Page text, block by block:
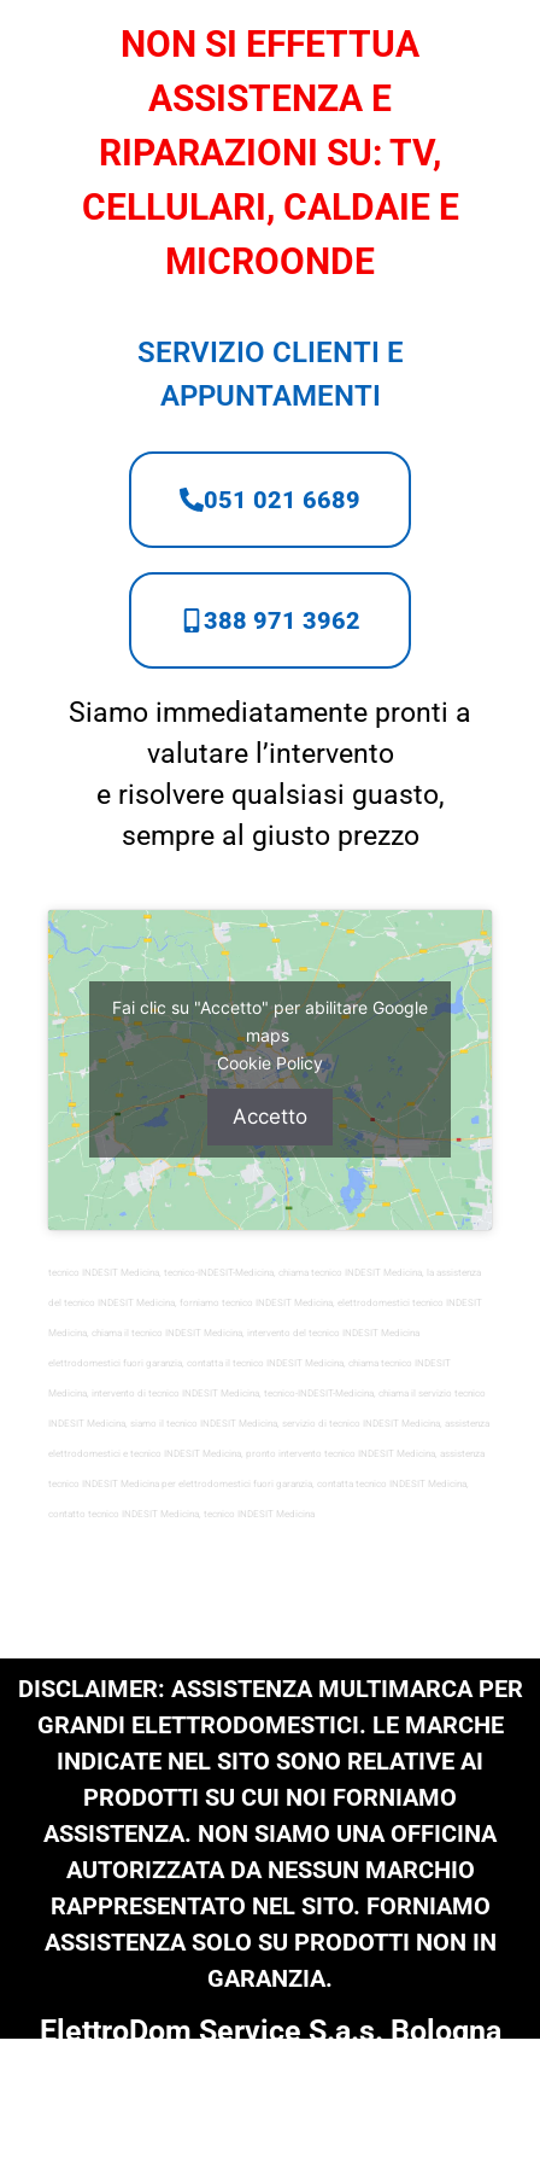
NON SI EFFETTUA
ASSISTENZA E
RIPARAZIONI SU: TV,
CELLULARI, CALDAIE E
MICROONDE
SERVIZIO CLIENTI E
APPUNTAMENTI
051 021 6689
388 971 3962
Siamo immediatamente pronti a
valutare l’intervento
e risolvere qualsiasi guasto,
sempre al giusto prezzo
Fai clic su "Accetto" per abilitare Google
maps
Cookie Policy
Accetto
tecnico INDESIT Medicina, tecnico-INDESIT-Medicina, chiama tecnico INDESIT Medicina, la assistenza
del tecnico INDESIT Medicina, forniamo tecnico INDESIT Medicina, elettrodomestici tecnico INDESIT
Medicina, chiama il tecnico INDESIT Medicina, intervento del tecnico INDESIT Medicina
elettrodomestici fuori garanzia, contatta il tecnico INDESIT Medicina, chiama tecnico INDESIT
Medicina, intervento di tecnico INDESIT Medicina, tecnico-INDESIT-Medicina, chiama il servizio tecnico
INDESIT Medicina, siamo il tecnico INDESIT Medicina, servizio di tecnico INDESIT Medicina, assistenza
elettrodomestici e tecnico INDESIT Medicina, pronto intervento tecnico INDESIT Medicina, assistenza
tecnico INDESIT Medicina per elettrodomestici fuori garanzia, contatta tecnico INDESIT Medicina,
contatto tecnico INDESIT Medicina, tecnico INDESIT Medicina
DISCLAIMER: ASSISTENZA MULTIMARCA PER
GRANDI ELETTRODOMESTICI. LE MARCHE
INDICATE NEL SITO SONO RELATIVE AI
PRODOTTI SU CUI NOI FORNIAMO
ASSISTENZA. NON SIAMO UNA OFFICINA
AUTORIZZATA DA NESSUN MARCHIO
RAPPRESENTATO NEL SITO. FORNIAMO
ASSISTENZA SOLO SU PRODOTTI NON IN
GARANZIA.
ElettroDom Service S.a.s. Bologna